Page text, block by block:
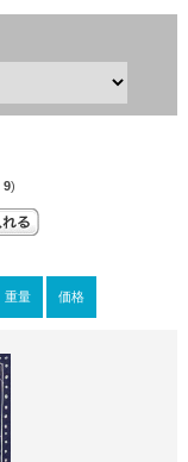
9)
重量 価格